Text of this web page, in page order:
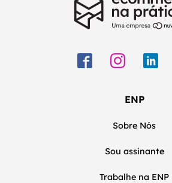
ENP
Sobre Nós
Sou assinante
Trabalhe na ENP